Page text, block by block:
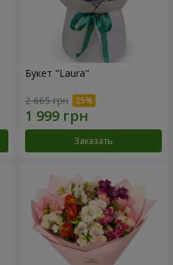
Букет "Laura"
2 665 грн
Заказать